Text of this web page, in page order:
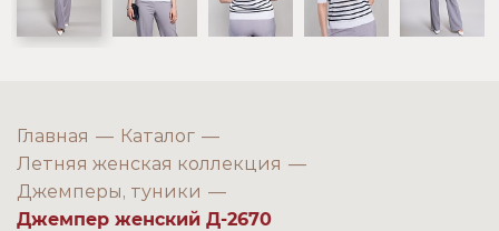
Главная
Каталог
Летняя женская коллекция
Джемперы, туники
Джемпер женский Д-2670